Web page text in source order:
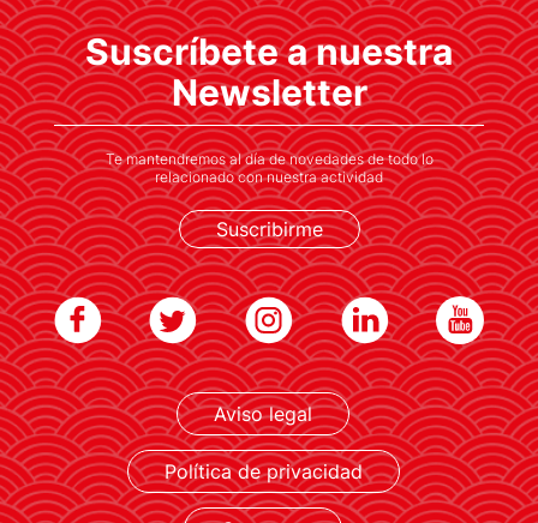
El ministro de Exteriores destacó la labor de
las Fundaciones Consejo como parte del
"ecosistema de proyección exterior" del país
LEER MÁS
Suscríbete a nuestra
Newsletter
Te mantendremos al día de novedades de todo lo
relacionado con nuestra actividad
Suscribirme
Aviso legal
Política de privacidad